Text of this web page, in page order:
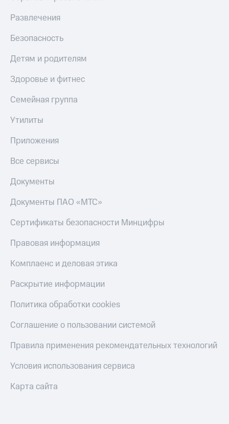
Развлечения
Безопасность
Детям и родителям
Здоровье и фитнес
Семейная группа
Утилиты
Приложения
Все сервисы
Документы
Документы ПАО «МТС»
Сертификаты безопасности Минцифры
Правовая информация
Комплаенс и деловая этика
Раскрытие информации
Политика обработки cookies
Соглашение о пользовании системой
Правила применения рекомендательных технологий
Условия использования сервиса
Карта сайта